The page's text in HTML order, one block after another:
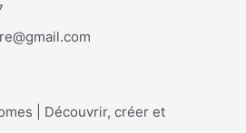
| Découvrir, créer et